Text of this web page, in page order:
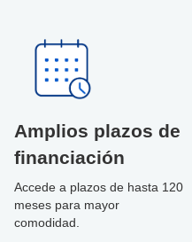
Amplios plazos de
financiación
Accede a plazos de hasta 120
meses para mayor
comodidad.